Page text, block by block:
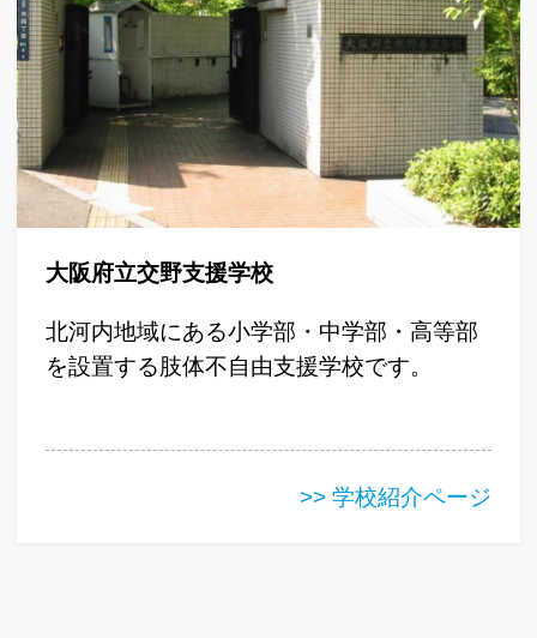
大阪府立交野支援学校
北河内地域にある小学部・中学部・高等部
を設置する肢体不自由支援学校です。
>> 学校紹介ページ